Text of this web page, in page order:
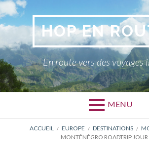
Aller
au
contenu
HOP EN
En route vers des voyages
MENU
FILACCUEIL EUROPE DESTINATIONS
MONTÉNÉGRO ROADTRIP JOUR